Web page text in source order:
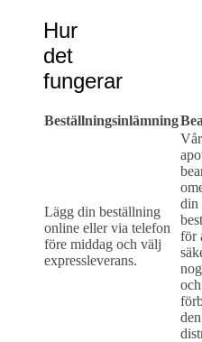
Hur
det
fungerar
Beställningsinlämning
Lägg din beställning
online eller via telefon
före middag och välj
expressleverans.
din
för
och